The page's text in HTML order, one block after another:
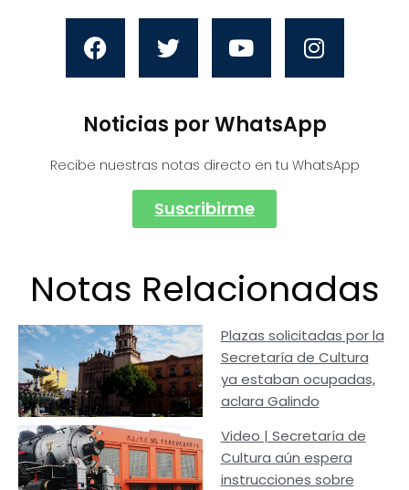
Noticias por WhatsApp
Recibe nuestras notas directo en tu WhatsApp
Suscribirme
Notas Relacionadas
Plazas solicitadas por la
Secretaría de Cultura
ya estaban ocupadas,
aclara Galindo
Video | Secretaría de
Cultura aún espera
instrucciones sobre